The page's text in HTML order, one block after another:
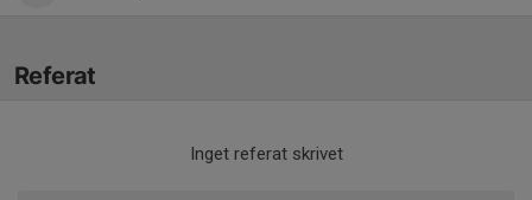
Referat
Inget referat skrivet